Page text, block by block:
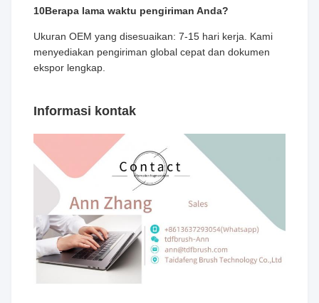
10Berapa lama waktu pengiriman Anda?
Ukuran OEM yang disesuaikan: 7-15 hari kerja. Kami
menyediakan pengiriman global cepat dan dokumen
ekspor lengkap.
Informasi kontak